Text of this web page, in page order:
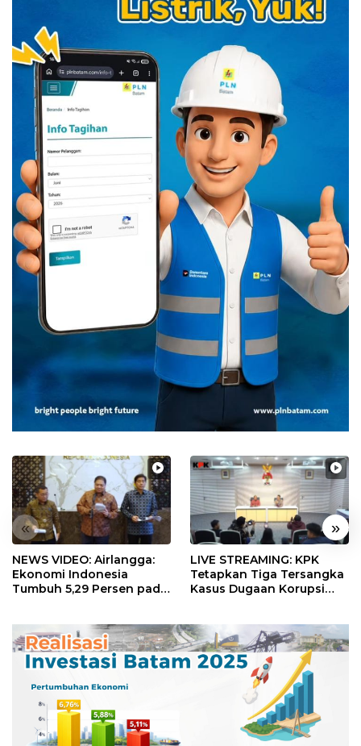
« »
NEWS VIDEO: Airlangga:
Ekonomi Indonesia
Tumbuh 5,29 Persen pada
LIVE STREAMING: KPK
Tetapkan Tiga Tersangka
Kasus Dugaan Korupsi